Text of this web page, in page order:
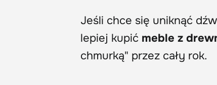
Jeśli chce się uniknąć
lepiej kupić meble z
chmurką" przez cały rok.